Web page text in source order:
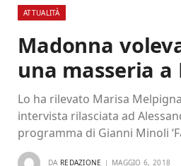
ATTUALITÀ
Madonna
una masseria a
Lo ha rilevato Marisa
intervista rilasciata ad
programma di Gianni Minoli
DA REDAZIONE MAGGIO 6, 2018